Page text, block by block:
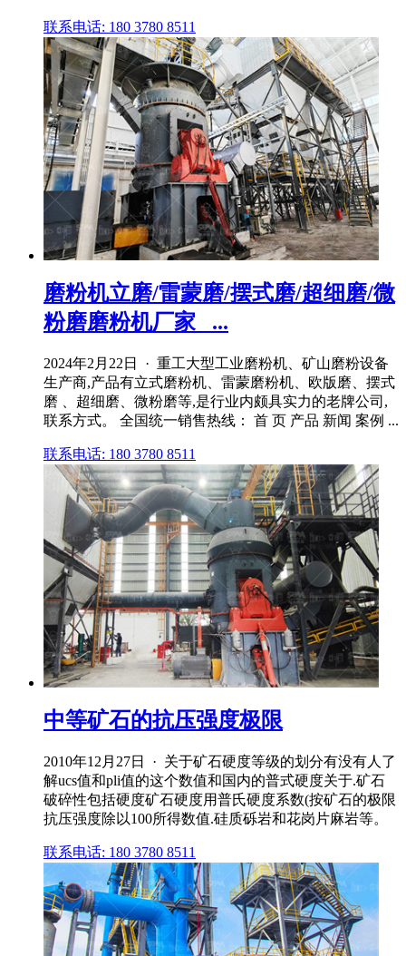
联系电话: 180 3780 8511
磨粉机立磨/雷蒙磨/摆式磨/超细磨/微
粉磨磨粉机厂家_ ...
2024年2月22日 · 重工大型工业磨粉机、矿山磨粉设备
生产商,产品有立式磨粉机、雷蒙磨粉机、欧版磨、摆式
磨 、超细磨、微粉磨等,是行业内颇具实力的老牌公司,
联系方式。 全国统一销售热线： 首 页 产品 新闻 案例 ...
联系电话: 180 3780 8511
中等矿石的抗压强度极限
2010年12月27日 · 关于矿石硬度等级的划分有没有人了
解ucs值和pli值的这个数值和国内的普式硬度关于.矿石
破碎性包括硬度矿石硬度用普氏硬度系数(按矿石的极限
抗压强度除以100所得数值.硅质砾岩和花岗片麻岩等。
联系电话: 180 3780 8511